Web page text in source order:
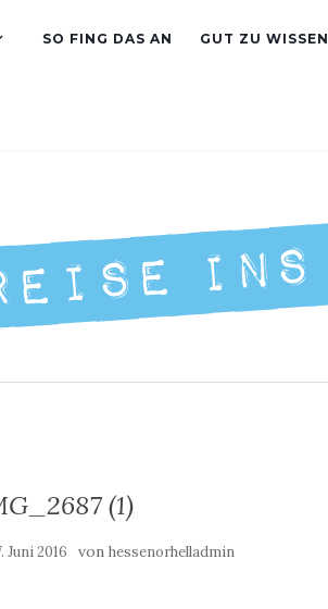
SO FING DAS AN GUT ZU WISSEN
(1)
Juni 2016 vonhessenorhelladmin